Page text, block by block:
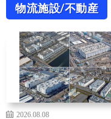
物流施設/不動産
2026.08.08